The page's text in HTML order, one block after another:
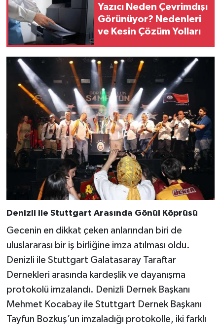
Yazıcı Neden Çevrimdışı
Görünüyor? Nedenleri
ve Kesin Çözüm Yolları
Denizli ile Stuttgart Arasında Gönül Köprüsü
Gecenin en dikkat çeken anlarından biri de
uluslararası bir iş birliğine imza atılması oldu.
Denizli ile Stuttgart Galatasaray Taraftar
Dernekleri arasında kardeşlik ve dayanışma
protokolü imzalandı. Denizli Dernek Başkanı
Mehmet Kocabay ile Stuttgart Dernek Başkanı
Tayfun Bozkuş’un imzaladığı protokolle, iki farklı